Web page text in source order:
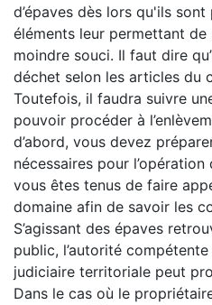
d’épaves dès lors qu'ils
éléments leur permettant de
moindre souci. Il faut dire
déchet selon les articles du
Toutefois, il faudra suivre
pouvoir procéder à
d’abord, vous devez
nécessaires pour l’opération
vous êtes tenus de faire
domaine afin de savoir les
S’agissant des épaves
public, l’autorité
judiciaire territoriale peut
Dans le cas où le